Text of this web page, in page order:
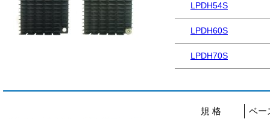
LPDH54S
LPDH60S
LPDH70S
規 格 ベー